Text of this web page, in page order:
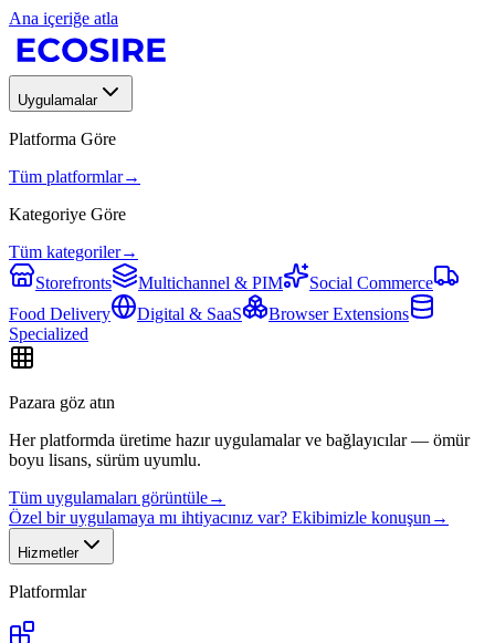
Ana içeriğe atla
Uygulamalar
Platforma Göre
Tüm platformlar→
Kategoriye Göre
Tüm kategoriler→
Storefronts
Multichannel & PIM
Social Commerce
Food Delivery
Digital & SaaS
Browser Extensions
Specialized
Pazara göz atın
Her platformda üretime hazır uygulamalar ve bağlayıcılar — ömür
boyu lisans, sürüm uyumlu.
Tüm uygulamaları görüntüle→
Özel bir uygulamaya mı ihtiyacınız var? Ekibimizle konuşun →
Hizmetler
Platformlar